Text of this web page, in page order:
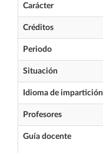
Carácter
Créditos
Periodo
Situación
Idioma de impartición
Profesores
Guía docente